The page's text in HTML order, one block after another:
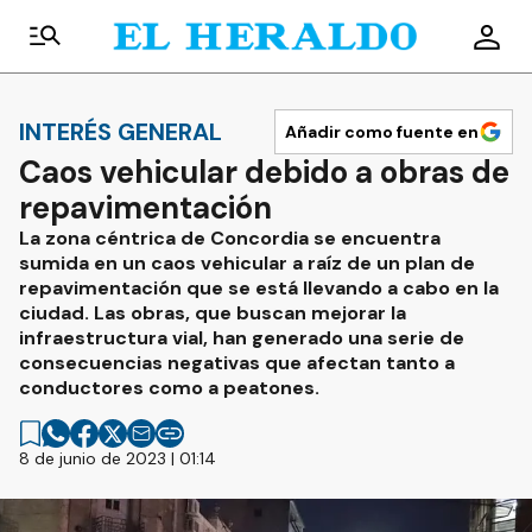
INTERÉS GENERAL Añadir como fuente en
Caos vehicular debido a obras de
repavimentación
La zona céntrica de Concordia se encuentra
sumida en un caos vehicular a raíz de un plan de
repavimentación que se está llevando a cabo en la
ciudad. Las obras, que buscan mejorar la
infraestructura vial, han generado una serie de
consecuencias negativas que afectan tanto a
conductores como a peatones.
8 de junio de 2023 | 01:14